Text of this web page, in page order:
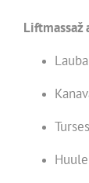
Liftmassaž